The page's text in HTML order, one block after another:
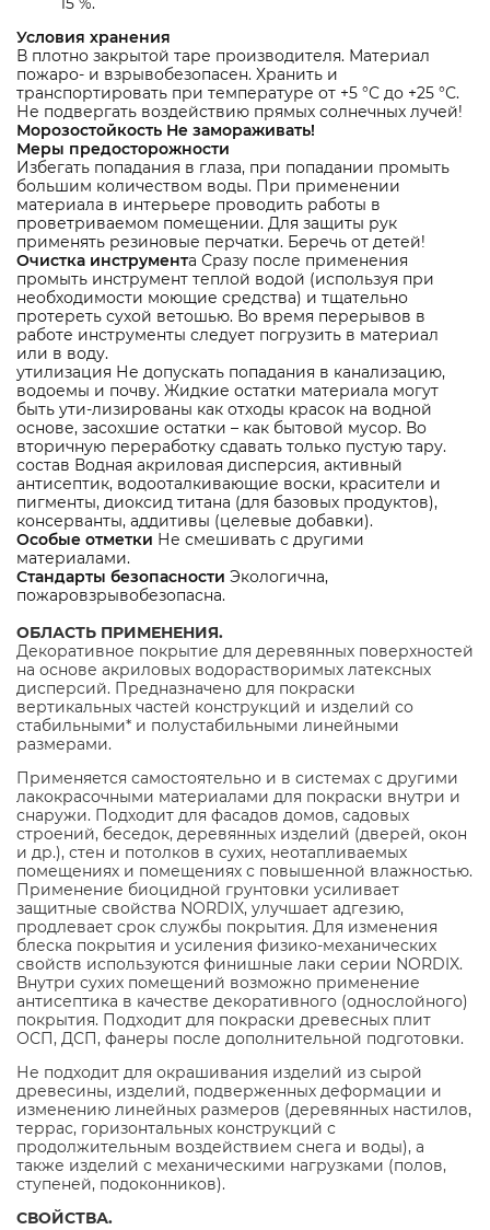
Условия хранения
В плотно закрытой таре производителя. Материал
пожаро- и взрывобезопасен. Хранить и
транспортировать при температуре от +5 °С до +25 °С.
Не подвергать воздействию прямых солнечных лучей!
Морозостойкость Не замораживать!
Меры предосторожности
Избегать попадания в глаза, при попадании промыть
большим количеством воды. При применении
материала в интерьере проводить работы в
проветриваемом помещении. Для защиты рук
применять резиновые перчатки. Беречь от детей!
Очистка инструмента Сразу после применения
промыть инструмент теплой водой (используя при
необходимости моющие средства) и тщательно
протереть сухой ветошью. Во время перерывов в
работе инструменты следует погрузить в материал
или в воду.
утилизация Не допускать попадания в канализацию,
водоемы и почву. Жидкие остатки материала могут
быть ути-лизированы как отходы красок на водной
основе, засохшие остатки – как бытовой мусор. Во
вторичную переработку сдавать только пустую тару.
состав Водная акриловая дисперсия, активный
антисептик, водооталкивающие воски, красители и
пигменты, диоксид титана (для базовых продуктов),
консерванты, аддитивы (целевые добавки).
Особые отметки Не смешивать с другими
материалами.
Стандарты безопасности Экологична,
пожаровзрывобезопасна.
ОБЛАСТЬ ПРИМЕНЕНИЯ.
Декоративное покрытие для деревянных поверхностей
на основе акриловых водорастворимых латексных
дисперсий. Предназначено для покраски
вертикальных частей конструкций и изделий со
стабильными* и полустабильными линейными
размерами.
Применяется самостоятельно и в системах с другими
лакокрасочными материалами для покраски внутри и
снаружи. Подходит для фасадов домов, садовых
строений, беседок, деревянных изделий (дверей, окон
и др.), стен и потолков в сухих, неотапливаемых
помещениях и помещениях с повышенной влажностью.
Применение биоцидной грунтовки усиливает
защитные свойства NORDIX, улучшает адгезию,
продлевает срок службы покрытия. Для изменения
блеска покрытия и усиления физико-механических
свойств используются финишные лаки серии NORDIX.
Внутри сухих помещений возможно применение
антисептика в качестве декоративного (однослойного)
покрытия. Подходит для покраски древесных плит
ОСП, ДСП, фанеры после дополнительной подготовки.
Не подходит для окрашивания изделий из сырой
древесины, изделий, подверженных деформации и
изменению линейных размеров (деревянных настилов,
террас, горизонтальных конструкций с
продолжительным воздействием снега и воды), а
также изделий с механическими нагрузками (полов,
ступеней, подоконников).
СВОЙСТВА.